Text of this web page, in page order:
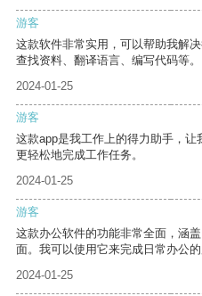
游客
这款软件非常实用，可以帮助我解
查找资料、翻译语言、编写代码等。
2024-01-25
游客
这款app是我工作上的得力助手，
更轻松地完成工作任务。
2024-01-25
游客
这款办公软件的功能非常全面，涵
面。我可以使用它来完成日常办公的
2024-01-25